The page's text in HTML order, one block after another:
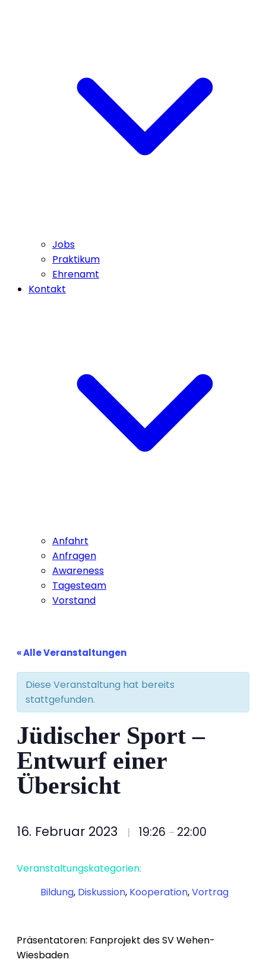
Jobs
Praktikum
Ehrenamt
Kontakt
Anfahrt
Anfragen
Awareness
Tagesteam
Vorstand
« Alle Veranstaltungen
Diese Veranstaltung hat bereits
stattgefunden.
Jüdischer Sport –
Entwurf einer
Übersicht
16. Februar 2023 19:26 – 22:00
Veranstaltungskategorien:
Bildung, Diskussion, Kooperation,Vortrag
Präsentatoren: Fanprojekt des SV Wehen-
Wiesbaden